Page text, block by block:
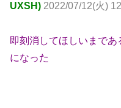
UXSH) 2022/07/12(火)
即刻消してほしいまで
になった